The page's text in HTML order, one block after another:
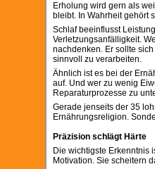
Erholung wird gern als
bleibt. In Wahrheit gehört
Schlaf beeinflusst
Verletzungsanfälligkeit.
nachdenken. Er sollte
sinnvoll zu verarbeiten.
Ähnlich ist es bei der
auf. Und wer zu wenig
Reparaturprozesse zu
Gerade jenseits der 35
Ernährungsreligion.
Präzision schlägt Härte
Die wichtigste Erkenntnis
Motivation. Sie scheitern